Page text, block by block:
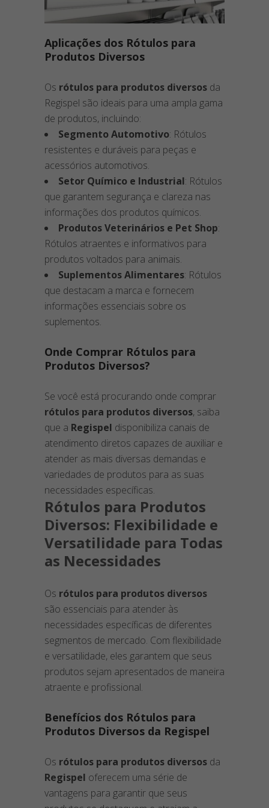
Aplicações dos Rótulos para
Produtos Diversos
Os rótulos para produtos diversos da
Regispel são ideais para uma ampla gama
de produtos, incluindo:
Segmento Automotivo: Rótulos
resistentes e duráveis para peças e
acessórios automotivos.
Setor Químico e Industrial: Rótulos
que garantem segurança e clareza nas
informações dos produtos químicos.
Produtos Veterinários e Pet Shop:
Rótulos atraentes e informativos para
produtos voltados para animais.
Suplementos Alimentares: Rótulos
que destacam a marca e fornecem
informações essenciais sobre os
suplementos.
Onde Comprar Rótulos para
Produtos Diversos?
Se você está procurando onde comprar
rótulos para produtos diversos, saiba
que a Regispel disponibiliza canais de
atendimento diretos capazes de auxiliar e
atender as mais diversas demandas e
variedades de produtos para as suas
necessidades específicas.
Rótulos para Produtos
Diversos: Flexibilidade e
Versatilidade para Todas
as Necessidades
Os rótulos para produtos diversos
são essenciais para atender às
necessidades específicas de diferentes
segmentos de mercado. Com flexibilidade
e versatilidade, eles garantem que seus
produtos sejam apresentados de maneira
atraente e profissional.
Benefícios dos Rótulos para
Produtos Diversos da Regispel
Os rótulos para produtos diversos da
Regispel oferecem uma série de
vantagens para garantir que seus